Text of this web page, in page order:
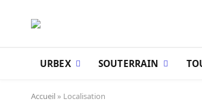
URBEX SOUTERRAIN
Accueil » Localisation